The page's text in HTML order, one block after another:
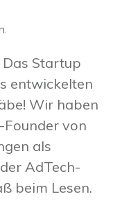
Startup
entwickelten
Wir haben
Founder von
als
AdTech-
beim Lesen.